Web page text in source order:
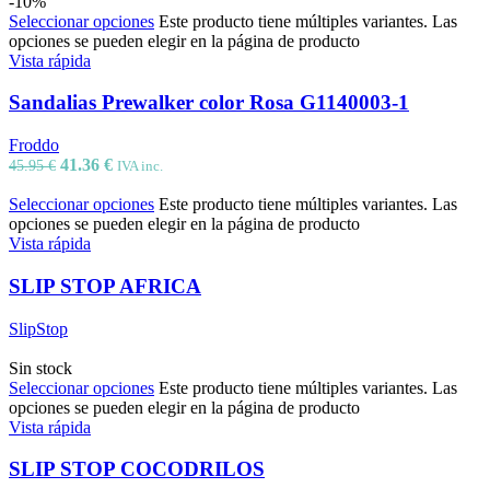
Seleccionar opciones Este producto tiene múltiples variantes. Las
opciones se pueden elegir en la página de producto
Vista rápida
Sandalias Prewalker color Rosa G1140003-1
Froddo
45.95€ 41.36 € IVA inc.
Seleccionar opciones Este producto tiene múltiples variantes. Las
opciones se pueden elegir en la página de producto
Vista rápida
SLIP STOP AFRICA
SlipStop
Sin stock
Seleccionar opciones Este producto tiene múltiples variantes. Las
opciones se pueden elegir en la página de producto
Vista rápida
SLIP STOP COCODRILOS